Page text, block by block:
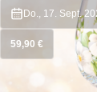
Do., 17. Sept.
59,90 €